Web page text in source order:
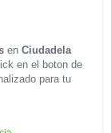
en Ciudadela
en el boton de
para tu